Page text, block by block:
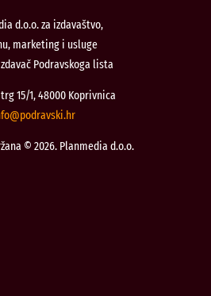
d.o.o. za izdavaštvo,
marketing i usluge
Podravskoga lista
15/1, 48000 Koprivnica
rh.iksvardop
© 2026. Planmedia d.o.o.